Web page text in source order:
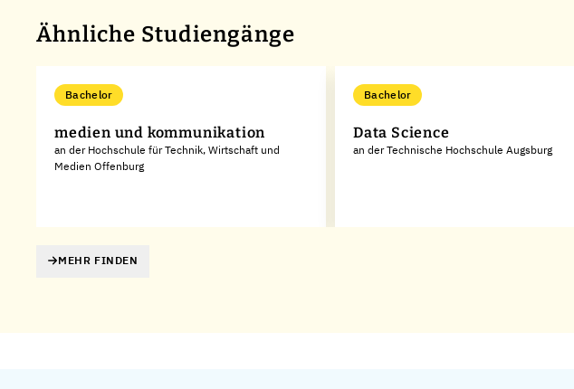
Ähnliche Studiengänge
Bachelor
medien und kommunikation
an der Hochschule für Technik, Wirtschaft und
Medien Offenburg
Bachelor
Data Science
an der Technische Hochschule Augsburg
MEHR FINDEN